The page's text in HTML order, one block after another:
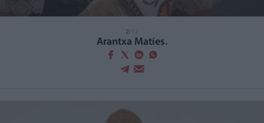
2 /12
Arantxa Matíes.